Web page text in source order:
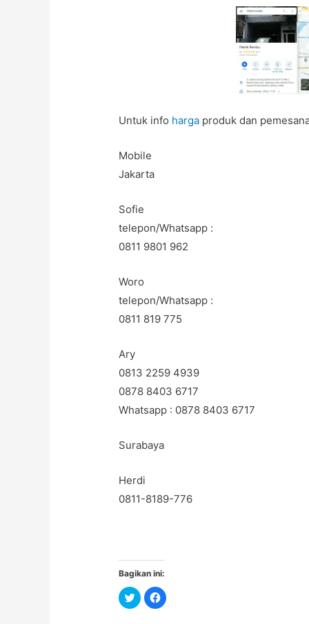
Untuk info harga produk dan
Mobile
Jakarta
Sofie
telepon/Whatsapp :
0811 9801 962
Woro
telepon/Whatsapp :
0811 819 775
Ary
0813 2259 4939
0878 8403 6717
Whatsapp : 0878 8403 6717
Surabaya
Herdi
0811-8189-776
Bagikan ini:
C
l
C
l